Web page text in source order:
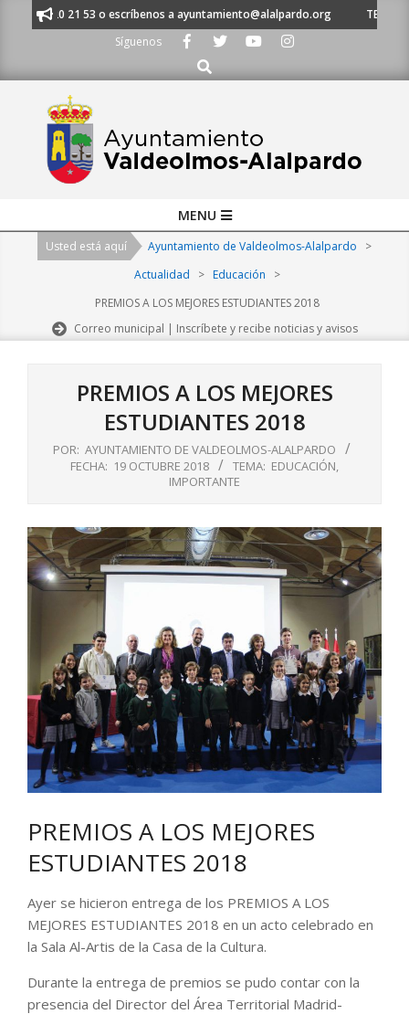
al 91 620 21 53 o escríbenos a ayuntamiento@alalpardo.org
TE
Síguenos
Buscar
Navigation
MENU
Usted está aquí Ayuntamiento de Valdeolmos-Alalpardo
>
Actualidad
> Educación
>
PREMIOS A LOS MEJORES ESTUDIANTES 2018
Correo municipal | Inscríbete y recibe noticias y avisos
PREMIOS A LOS MEJORES
ESTUDIANTES 2018
POR: AYUNTAMIENTO DE VALDEOLMOS-ALALPARDO
FECHA: 19 OCTUBRE 2018 TEMA: EDUCACIÓN,
IMPORTANTE
PREMIOS A LOS MEJORES
ESTUDIANTES 2018
Ayer se hicieron entrega de los PREMIOS A LOS
MEJORES ESTUDIANTES 2018 en un acto celebrado en
la Sala Al-Artis de la Casa de la Cultura.
Durante la entrega de premios se pudo contar con la
presencia del Director del Área Territorial Madrid-